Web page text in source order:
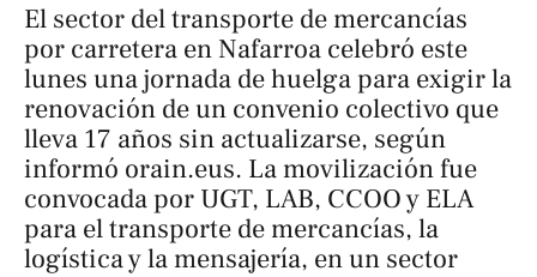
El sector del transporte de mercancías
por carretera en Nafarroa celebró este
lunes una jornada de huelga para exigir la
renovación de un convenio colectivo que
lleva 17 años sin actualizarse, según
informó orain.eus. La movilización fue
convocada por UGT, LAB, CCOO y ELA
para el transporte de mercancías, la
logística y la mensajería, en un sector